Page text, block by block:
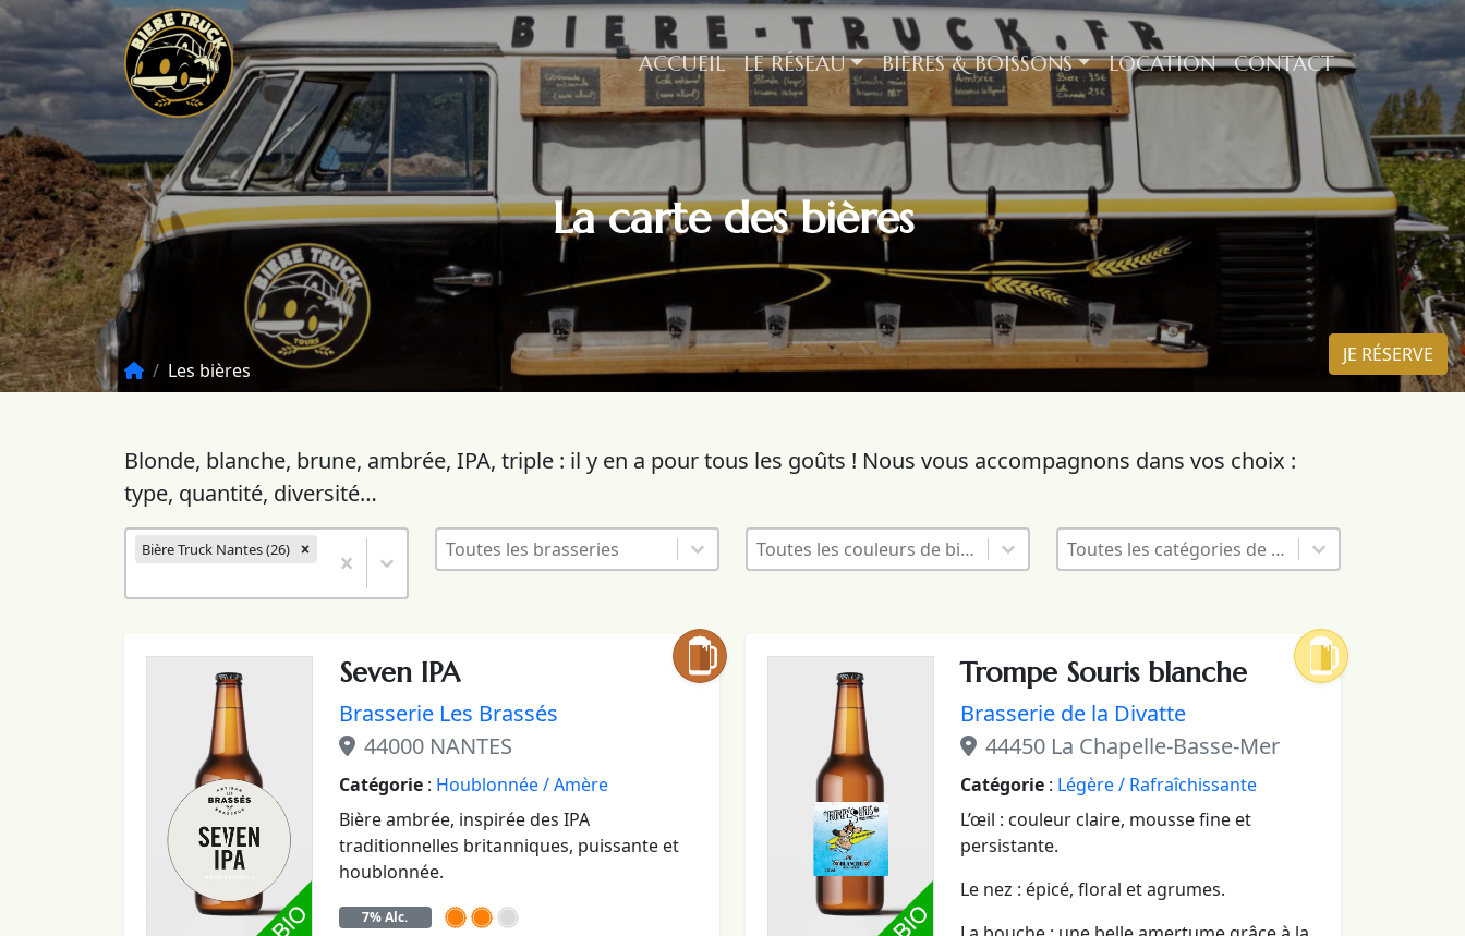
ACCUEIL LE RÉSEAU BIÈRES & BOISSONS LOCATION CONTACT
La carte des bières
Les bières
JE RÉSERVE
Blonde, blanche, brune, ambrée, IPA, triple : il y en a pour tous les goûts ! Nous vous accompagnons dans vos choix :
type, quantité, diversité…
Bières - Liste des franchisés
Sélectionnez le contenu
Bière Truck Nantes (26)
Bières - Liste des brasseurs
Sélectionnez le contenu
Sélectionnez le contenu
Bières - Couleurs de bières
Sélectionnez le contenu
Sélectionnez le contenu
Bières - Catégories
Sélectionnez le contenu
Sélectionnez le contenu
Seven IPA
Brasserie Les Brassés
44000 NANTES
Catégorie: Houblonnée / Amère
Bière ambrée, inspirée des IPA
traditionnelles britanniques, puissante et
houblonnée.
7% Alc.
Trompe Souris blanche
Brasserie de la Divatte
44450 La Chapelle-Basse-Mer
Catégorie: Légère / Rafraîchissante
L’œil : couleur claire, mousse fine et
persistante.
Le nez : épicé, floral et agrumes.